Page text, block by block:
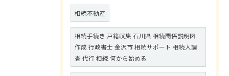
相続不動産
相続手続き 戸籍収集 石川県 相続関係説明図
作成 行政書士 金沢市 相続サポート 相続人調
査 代行 相続 何から始める